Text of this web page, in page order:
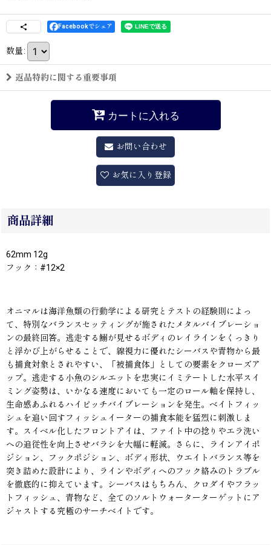
Facebookでシェア
数量:
返品特約に関する重要事項
カートに入れる
お問い合わせ
お気に入り登録
商品詳細
62mm 12g
フック：#12×2
オニマルは海洋魚類の行動学による研究とテストの経験則によっ
て、特別なバランスセッティングが施されたメタルバイブレーショ
ンの最終回答。逃走する鰯が見せるボディのレイラインをくっきり
と浮かび上がらせることで、線視力に優れたシーバスや青物から最
も捕食対象とされやすい、「被捕食体」としての要素をクローズア
ップ。逃走する小魚のシルエットを忠実にイミテートした水平スイ
ミング姿勢は、いかなる速度においても一定のロール軸を保持し、
生命感あふれるハイピッチバイブレーションを発生。ベイトフィッ
シュを追い回すフィッシュイーターの捕食本能を猛烈に刺激しま
す。スイベル化したフロントアイは、ファイト中の捻りやエラ洗い
への追従性を向上させバラシを大幅に軽減。さらに、ラインアイポ
ジション、フックポジション、ボディ形状、ウエイトバランス等を
突き詰めた設計により、ラインやボディへのフック絡みのトラブル
を徹底的に抑えています。シーバスはもちろん、クロダイやフラッ
トフィッシュ、青物など、全てのソルトウォーターターゲットにア
ジャストする究極のサーチベイトです。